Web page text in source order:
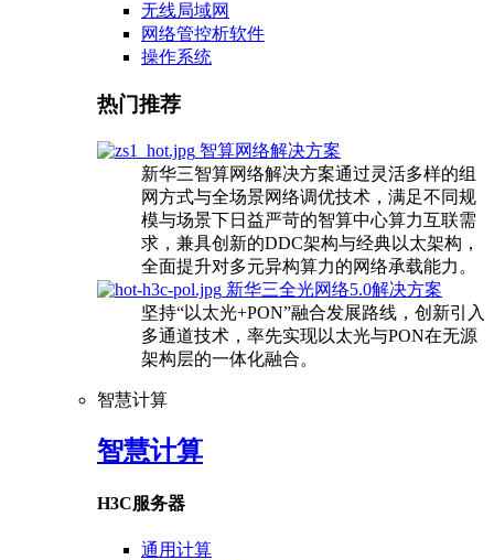
无线局域网
网络管控析软件
操作系统
热门推荐
智算网络解决方案
新华三智算网络解决方案通过灵活多样的组
网方式与全场景网络调优技术，满足不同规
模与场景下日益严苛的智算中心算力互联需
求，兼具创新的DDC架构与经典以太架构，
全面提升对多元异构算力的网络承载能力。
新华三全光网络5.0解决方案
坚持“以太光+PON”融合发展路线，创新引入
多通道技术，率先实现以太光与PON在无源
架构层的一体化融合。
智慧计算
智慧计算
H3C服务器
通用计算